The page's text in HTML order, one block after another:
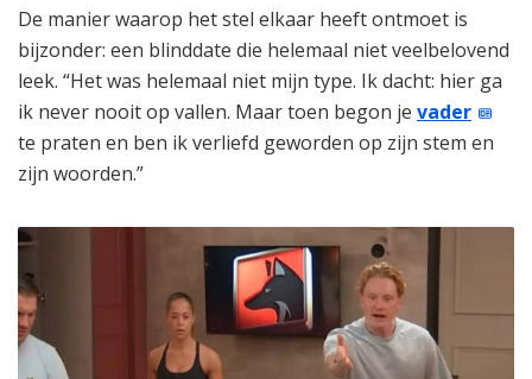
De manier waarop het stel elkaar heeft ontmoet is
bijzonder: een blinddate die helemaal niet veelbelovend
leek. “Het was helemaal niet mijn type. Ik dacht: hier ga
ik never nooit op vallen. Maar toen begon je vader
te praten en ben ik verliefd geworden op zijn stem en
zijn woorden.”